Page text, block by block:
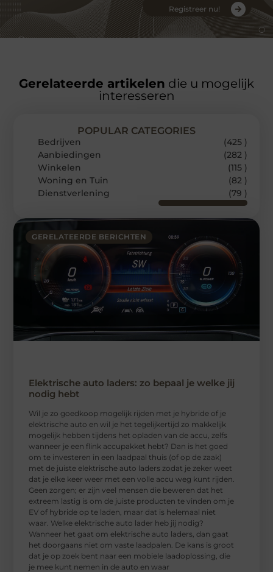
Registreer nu!
Gerelateerde artikelen die u mogelijk
interesseren
GERELATEERDE BERICHTEN
Elektrische auto laders: zo bepaal je welke jij
nodig hebt
Wil je zo goedkoop mogelijk rijden met je hybride of je
elektrische auto en wil je het tegelijkertijd zo makkelijk
mogelijk hebben tijdens het opladen van de accu, zelfs
wanneer je een flink accupakket hebt? Dan is het goed
om te investeren in een laadpaal thuis (of op de zaak)
met de juiste elektrische auto laders zodat je zeker weet
dat je elke keer weer met een volle accu weg kunt rijden.
Geen zorgen; er zijn veel mensen die beweren dat het
extreem lastig is om de juiste producten te vinden om je
EV of hybride op te laden, maar dat is helemaal niet
waar. Welke elektrische auto lader heb jij nodig?
Wanneer het gaat om elektrische auto laders, dan gaat
het doorgaans niet om vaste laadpalen. De kans is groot
dat je op zoek bent naar een mobiele laadoplossing, die
je mee kunt nemen in de auto en waar
POPULAR CATEGORIES
Bedrijven
(425 )
Aanbiedingen
(282 )
Winkelen
(115 )
Woning en Tuin
(82 )
Dienstverlening
(79 )